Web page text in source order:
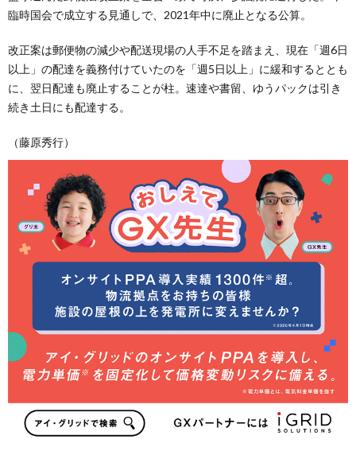
臨時国会で成立する見通しで、2021年中に廃止となる公算。
改正案は郵便物の減少や配送現場の人手不足を踏まえ、現在「週6日
以上」の配達を義務付けていたのを「週5日以上」に緩和するととも
に、翌日配達も廃止することが柱。速達や書留、ゆうパックは引き
続き土日にも配達する。
（藤原秀行）